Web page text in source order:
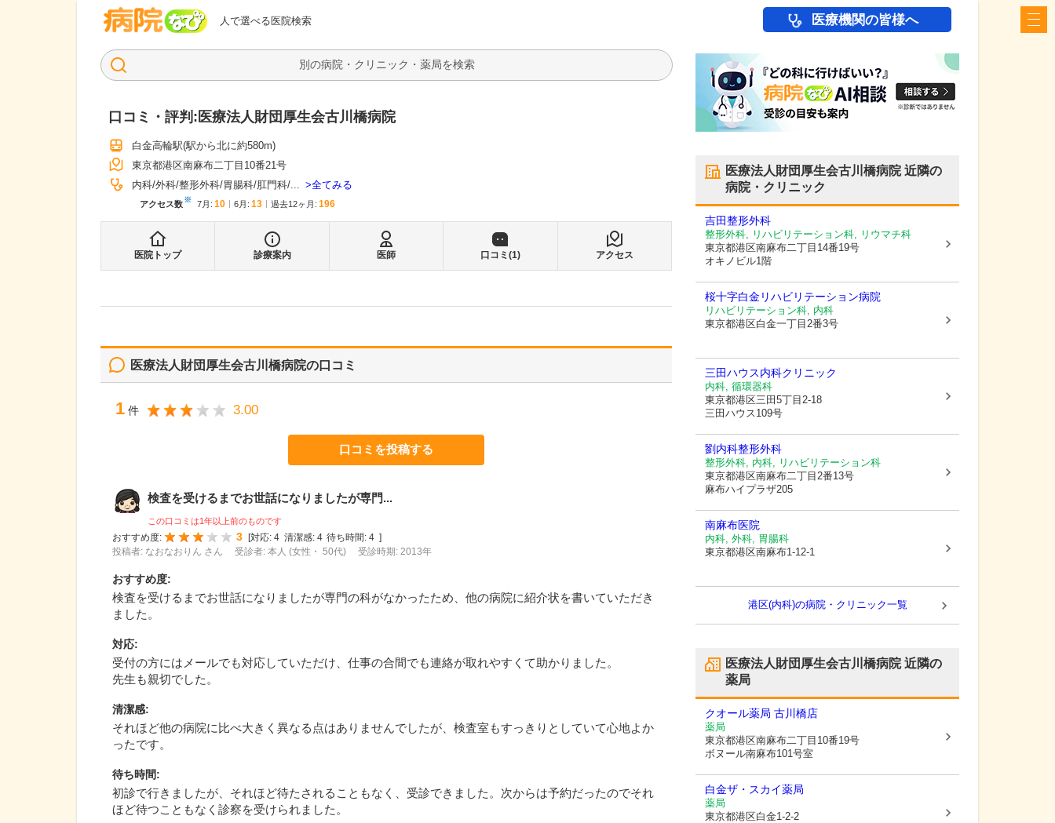
人で選べる医院検索
病院なび 医療機関の皆様へ
検索
口コミ・評判:医療法人財団厚生会古川橋病院
白金高輪駅(駅から北に約580m)
東京都港区南麻布二丁目10番21号
内科 外科 整形外科 胃腸科 肛門科 ... 全てみる
アクセス数※ 7月 : 10 6月 : 13 過去12ヶ月: 196
医院トップ 診療案内 医師 口コミ(1) アクセス
医療法人財団厚生会古川橋病院の口コミ
1 件 3.00
口コミを投稿する
検査を受けるまでお世話になりましたが専門...
この口コミは1年以上前のものです
おすすめ度:
3 [対応: 4 清潔感: 4 待ち時間: 4 ]
投稿者: なおなおりん さん
受診者: 本人 (女性・ 50代) 受診時期: 2013年
おすすめ度:
検査を受けるまでお世話になりましたが専門の科がなかったため、他の病院に紹介状を書いていただき
ました。
対応:
受付の方にはメールでも対応していただけ、仕事の合間でも連絡が取れやすくて助かりました。
先生も親切でした。
清潔感:
それほど他の病院に比べ大きく異なる点はありませんでしたが、検査室もすっきりとしていて心地よか
ったです。
待ち時間:
初診で行きましたが、それほど待たされることもなく、受診できました。次からは予約だったのでそれ
ほど待つこともなく診察を受けられました。
医療法人財団厚生会古川橋病院近隣の
病院・クリニック
吉田整形外科
整形外科, リハビリテーション科, リウマチ科
東京都港区南麻布二丁目14番19号
オキノビル1階
桜十字白金リハビリテーション病院
リハビリテーション科, 内科
東京都港区白金一丁目2番3号
三田ハウス内科クリニック
内科, 循環器科
東京都港区三田5丁目2-18
三田ハウス109号
劉内科整形外科
整形外科, 内科, リハビリテーション科
東京都港区南麻布二丁目2番13号
麻布ハイプラザ205
南麻布医院
内科, 外科, 胃腸科
東京都港区南麻布1-12-1
港区(内科)の病院・クリニック一覧
医療法人財団厚生会古川橋病院近隣の
薬局
クオール薬局 古川橋店
薬局
東京都港区南麻布二丁目10番19号
ボヌール南麻布101号室
白金ザ・スカイ薬局
薬局
東京都港区白金1-2-2